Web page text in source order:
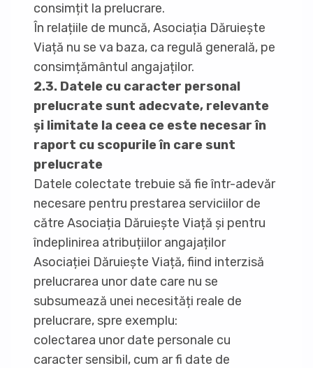
consimțit la prelucrare.
În relațiile de muncă, Asociația Dăruiește
Viață nu se va baza, ca regulă generală, pe
consimțământul angajaților.
2.3. Datele cu caracter personal
prelucrate sunt adecvate, relevante
și limitate la ceea ce este necesar în
raport cu scopurile în care sunt
prelucrate
Datele colectate trebuie să fie într-adevăr
necesare pentru prestarea serviciilor de
către Asociația Dăruiește Viață și pentru
îndeplinirea atribuțiilor angajaților
Asociației Dăruiește Viață, fiind interzisă
prelucrarea unor date care nu se
subsumează unei necesități reale de
prelucrare, spre exemplu:
colectarea unor date personale cu
caracter sensibil, cum ar fi date de